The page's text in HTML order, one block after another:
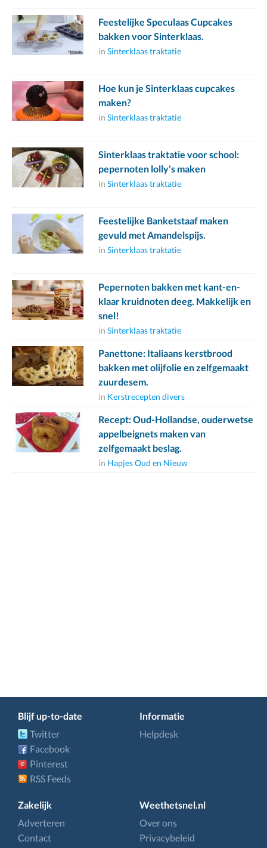
Feestelijke Speculaas Cupcakes
bakken voor Sinterklaas.
in Sinterklaas traktatie
Hoe kun je Sinterklaas cupcakes
maken?
in Sinterklaas traktatie
Sinterklaas traktatie voor school:
pepernoten lolly's maken
in Sinterklaas traktatie
Feestelijke Banketstaaf maken
gevuld met Amandelspijs.
in Sinterklaas traktatie
Pepernoten bakken met kant-en-
klaar kruidnoten deeg. Makkelijk en
snel!
in Sinterklaas traktatie
Panettone: Italiaans kerstbrood
bakken met olijfolie en zelfgemaakt
zuurdesem.
in Kerstrecepten divers
Recept: Oud-Hollandse, ouderwetse
appelbeignets maken van
zelfgemaakt beslag.
in Hapjes Oud en Nieuw
Blijf up-to-date
Twitter
Facebook
Pinterest
RSS Feeds
Informatie
Helpdesk
Zakelijk
Adverteren
Contact
Weethetsnel.nl
Over ons
Privacybeleid